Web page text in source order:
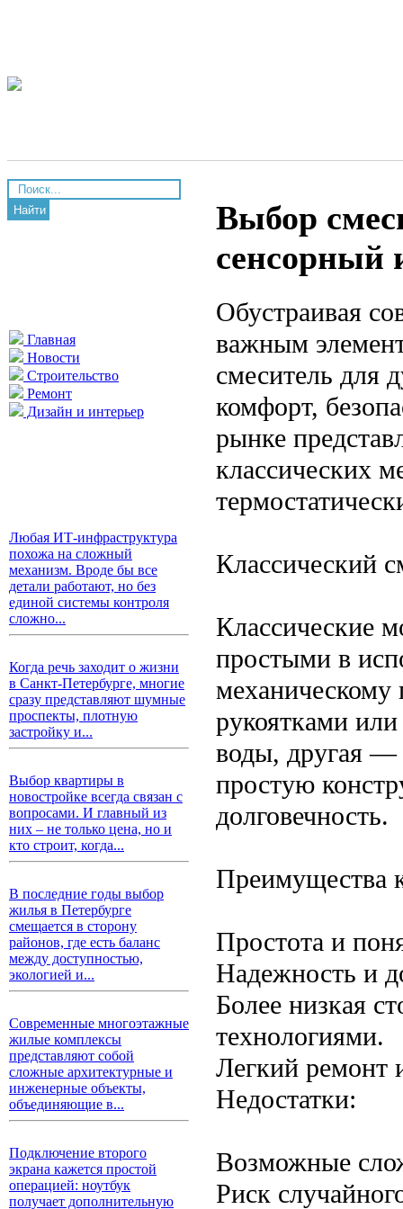
Найти
Главная
Новости
Строительство
Ремонт
Дизайн и интерьер
Любая ИТ-инфраструктура
похожа на сложный
механизм. Вроде бы все
детали работают, но без
единой системы контроля
сложно...
Когда речь заходит о жизни
в Санкт-Петербурге, многие
сразу представляют шумные
проспекты, плотную
застройку и...
Выбор квартиры в
новостройке всегда связан с
вопросами. И главный из
них – не только цена, но и
кто строит, когда...
В последние годы выбор
жилья в Петербурге
смещается в сторону
районов, где есть баланс
между доступностью,
экологией и...
Современные многоэтажные
жилые комплексы
представляют собой
сложные архитектурные и
инженерные объекты,
объединяющие в...
Подключение второго
экрана кажется простой
операцией: ноутбук
получает дополнительную
Выбор
сенсорный
Обустраивая
важным
смеситель для
комфорт,
рынке
классических
Классический
Классические
простыми в
рукоятками
воды, другая —
простую
долговечность.
Преимущества
Простота и
Надежность и
Более низкая
технологиями.
Легкий ремонт
Недостатки:
Возможные
Риск